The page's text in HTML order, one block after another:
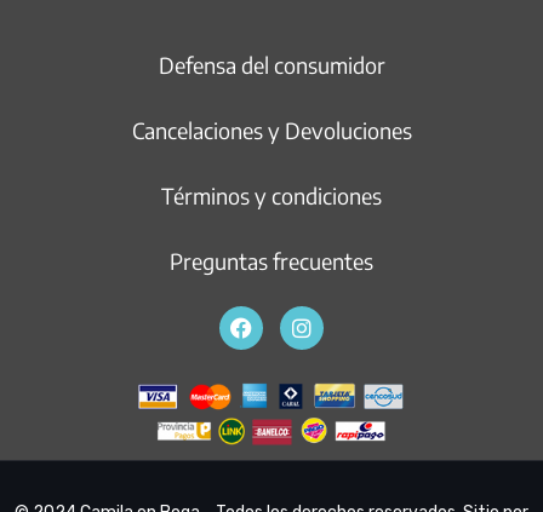
Defensa del consumidor
Cancelaciones y Devoluciones
Términos y condiciones
Preguntas frecuentes